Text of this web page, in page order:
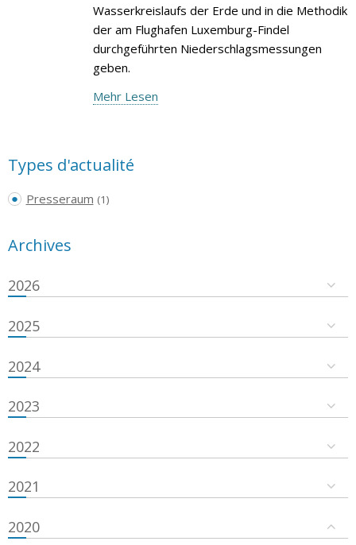
Wasserkreislaufs der Erde und in die Methodik
der am Flughafen Luxemburg-Findel
durchgeführten Niederschlagsmessungen
geben.
Mehr Lesen
Types d'actualité
Presseraum (1)
Archives
2026
2025
2024
2023
2022
2021
2020